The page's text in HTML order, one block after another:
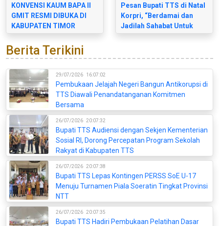
KONVENSI KAUM BAPA II
GMIT RESMI DIBUKA DI
KABUPATEN TIMOR
Pesan Bupati TTS di Natal
Korpri, “Berdamai dan
Jadilah Sahabat Untuk
Berita Terikini
29/07/2026 16:07:02
Pembukaan Jelajah Negeri Bangun Antikorupsi di
TTS Diawali Penandatanganan Komitmen
Bersama
26/07/2026 20:07:32
Bupati TTS Audiensi dengan Sekjen Kementerian
Sosial RI, Dorong Percepatan Program Sekolah
Rakyat di Kabupaten TTS
26/07/2026 20:07:38
Bupati TTS Lepas Kontingen PERSS SoE U-17
Menuju Turnamen Piala Soeratin Tingkat Provinsi
NTT
26/07/2026 20:07:35
Bupati TTS Hadiri Pembukaan Pelatihan Dasar